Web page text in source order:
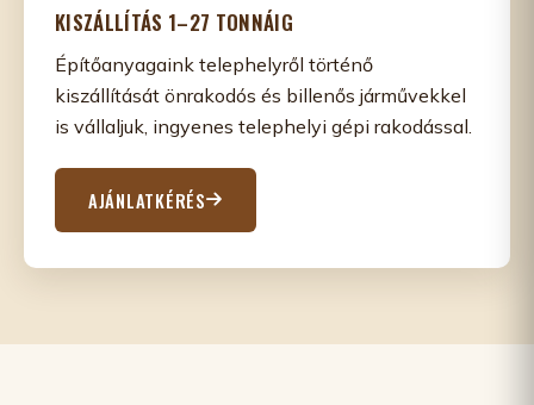
KISZÁLLÍTÁS 1–27 TONNÁIG
Építőanyagaink telephelyről történő
kiszállítását önrakodós és billenős járművekkel
is vállaljuk, ingyenes telephelyi gépi rakodással.
AJÁNLATKÉRÉS